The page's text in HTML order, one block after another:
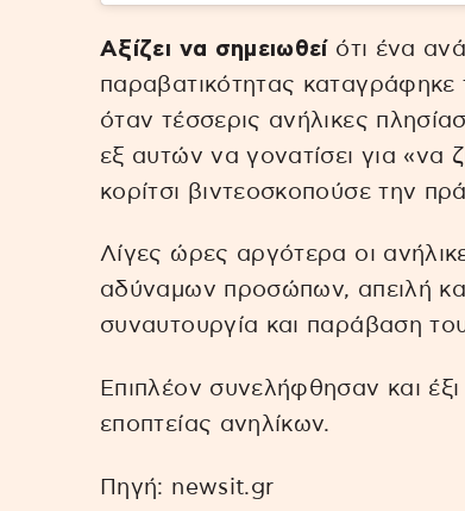
Αξίζει να σημειωθείότι ένα
παραβατικότητας
όταν τέσσερις ανήλικες
εξ αυτών να γονατίσει για
κορίτσι βιντεοσκοπούσε την
Λίγες ώρες αργότερα οι
αδύναμων προσώπων, απειλή
συναυτουργία και παράβαση
Επιπλέον συνελήφθησαν και
εποπτείας ανηλίκων.
Πηγή: newsit.gr